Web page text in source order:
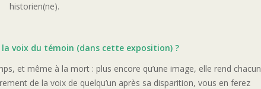
historien(ne).
voix du témoin (dans cette exposition) ?
et même à la mort : plus encore qu’une image, elle rend chacun
de la voix de quelqu’un après sa disparition, vous en ferez